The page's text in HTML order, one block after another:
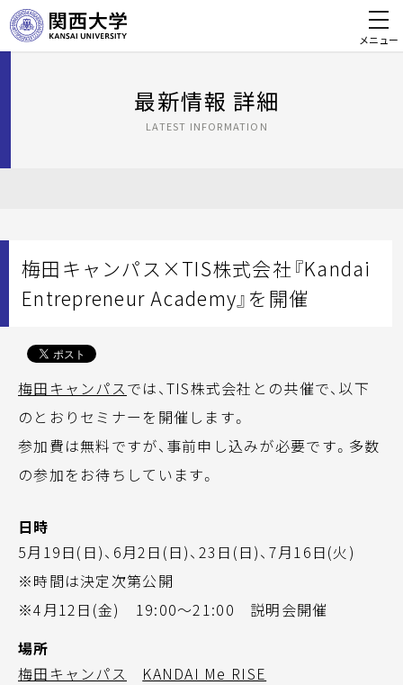
メニュー
最新情報 詳細
LATEST INFORMATION
梅田キャンパス×TIS株式会社『Kandai
Entrepreneur Academy』を開催
梅田キャンパスでは、TIS株式会社との共催で、以下
のとおりセミナーを開催します。
参加費は無料ですが、事前申し込みが必要です。多数
の参加をお待ちしています。
日時
5月19日(日)、6月2日(日)、23日(日)、7月16日(火)
※時間は決定次第公開
※4月12日(金) 19:00～21:00 説明会開催
場所
梅田キャンパス
KANDAI Me RISE